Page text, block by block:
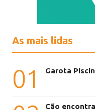
As mais lidas
01 Garota
Cão